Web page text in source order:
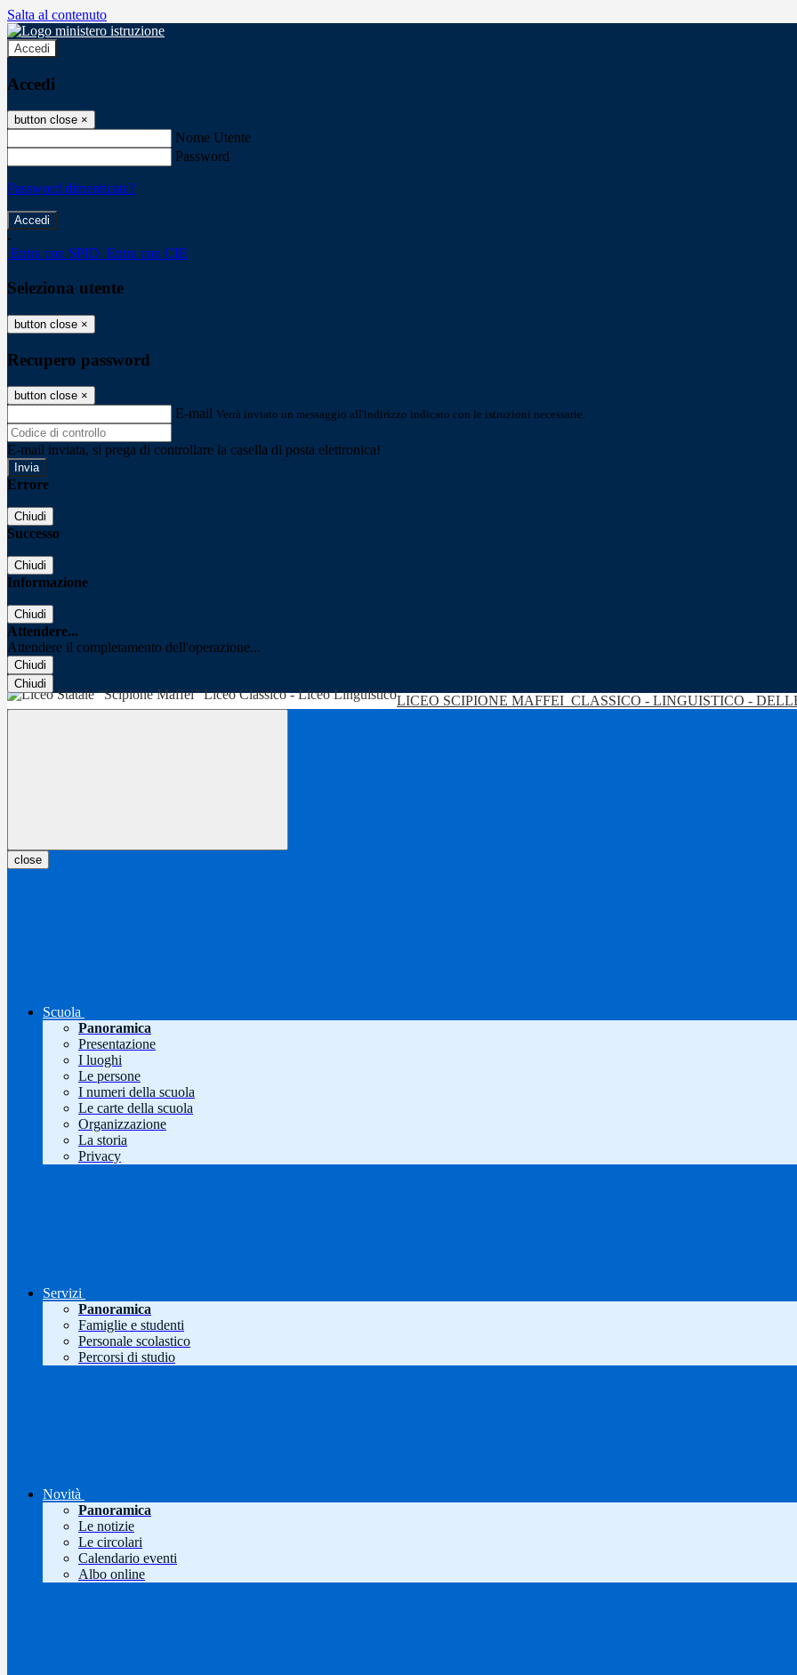
Salta al contenuto
Accedi
Accedi
button close ×
Nome Utente
Password
Password dimenticata?
-
Entra con SPID Entra con CIE
Seleziona utente
button close ×
Recupero password
button close ×
E-mail Verrà inviato un messaggio all'indirizzo indicato con le istruzioni necessarie.
E-mail inviata, si prega di controllare la casella di posta elettronica!
Errore
Chiudi
Successo
Chiudi
Informazione
Chiudi
Attendere...
Attendere il completamento dell'operazione...
Chiudi
Chiudi
LICEO SCIPIONE MAFFEI CLASSICO - LINGUISTICO -
close
Scuola
Panoramica
Presentazione
I luoghi
Le persone
I numeri della scuola
Le carte della scuola
Organizzazione
La storia
Privacy
Servizi
Panoramica
Famiglie e studenti
Personale scolastico
Percorsi di studio
Novità
Panoramica
Le notizie
Le circolari
Calendario eventi
Albo online